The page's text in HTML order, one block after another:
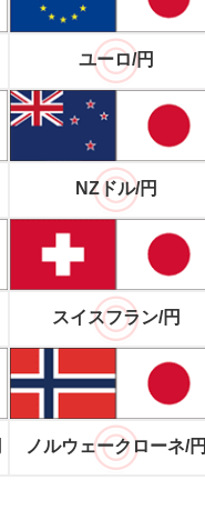
ユーロ/円
NZドル/円
スイスフラン/円
ノルウェークローネ/円